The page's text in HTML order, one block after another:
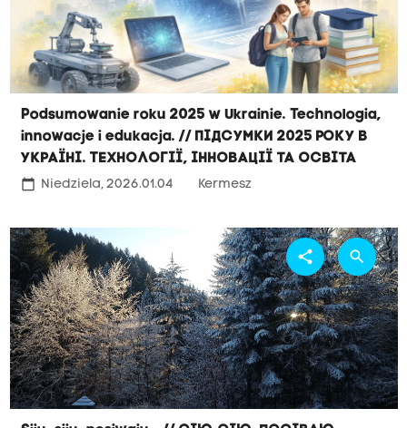
Podsumowanie roku 2025 w Ukrainie. Technologia,
innowacje i edukacja. // Підсумки 2025 року в
Україні. Технології, інновації та освіта
calendar_today Niedziela, 2026.01.04 Kermesz
share search